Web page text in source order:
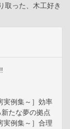
取った、木工好き
実例集～］効率
たな夢の拠点
例集～］合理